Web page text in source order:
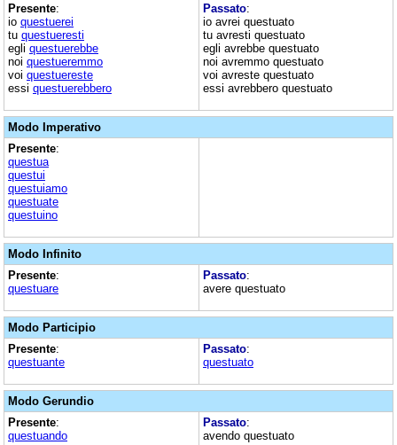
Presente:
io questuerei
tu questueresti
egli questuerebbe
noi questueremmo
voi questuereste
essi questuerebbero
Passato:
io avrei questuato
tu avresti questuato
egli avrebbe questuato
noi avremmo questuato
voi avreste questuato
essi avrebbero questuato
Modo Imperativo
Presente:
questua
questui
questuiamo
questuate
questuino
Modo Infinito
Presente:
questuare
Passato:
avere questuato
Modo Participio
Presente:
questuante
Passato:
questuato
Modo Gerundio
Presente:
questuando
Passato:
avendo questuato